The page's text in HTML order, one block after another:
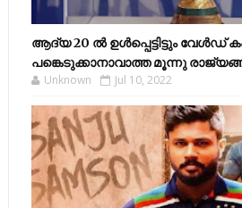
ആദ്യ 20 ല്‍ ഉള്‍പ്പെട്ടിട്ടും വേള്‍ഡ്
പങ്കെടുക്കാനാവാത്ത മൂന്നു
Unknown Jul 10, 2022